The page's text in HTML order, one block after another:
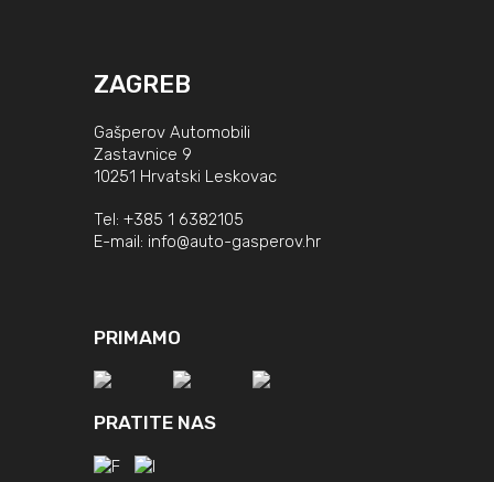
ZAGREB
Gašperov Automobili
Zastavnice 9
10251 Hrvatski Leskovac
Tel: +385 1 6382105
E-mail: info@auto-gasperov.hr
PRIMAMO
PRATITE NAS